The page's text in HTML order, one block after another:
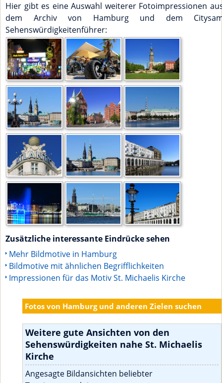
Hier gibt es eine Auswahl weiterer Fotoimpressionen
dem Archiv von Hamburg und dem
Sehenswürdigkeitenführer:
Zusätzliche interessante Eindrücke sehen
Mehr Bildmotive in Hamburg
Bildmotive mit ähnlichen Begrifflichkeiten
Impressionen für das Motiv St. Michaelis Kirche
Fotos von Hamburg und anderen Zielen suchen
Weitere gute Ansichten von den
Sehenswürdigkeiten nahe St. Michaelis
Kirche
Angesagte Bildansichten beliebter